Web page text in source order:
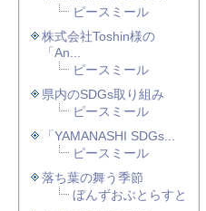
ピースミール
株式会社Toshin様の
「An...
ピースミール
県内のSDGs取り組み
ピースミール
「YAMANASHI SDGs...
ピースミール
落ち葉の舞う季節
ぼんずおぶとらすと